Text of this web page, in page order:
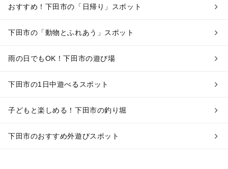
おすすめ！下田市の「日帰り」スポット
下田市の「動物とふれあう」スポット
雨の日でもOK！下田市の遊び場
下田市の1日中遊べるスポット
子どもと楽しめる！下田市の釣り堀
下田市のおすすめ外遊びスポット